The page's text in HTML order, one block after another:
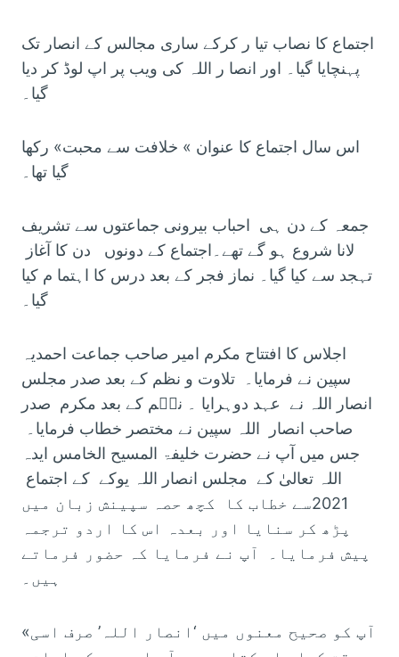
اجتماع کا نصاب تیا ر کرکے ساری مجالس کے انصار تک
پہنچایا گیا۔ اور انصا ر اللہ کی ویب پر اپ لوڈ کر دیا
گیا۔
اس سال اجتماع کا عنوان » خلافت سے محبت» رکھا
گیا تھا۔
جمعہ کے دن ہی احباب بیرونی جماعتوں سے تشریف
لانا شروع ہو گے تھے۔اجتماع کے دونوں دن کا آغاز
تہجد سے کیا گیا۔ نماز فجر کے بعد درس کا اہتما م کیا
گیا۔
اجلاس کا افتتاح مکرم امیر صاحب جماعت احمدیہ
سپین نے فرمایا۔ تلاوت و نظم کے بعد صدر مجلس
انصار اللہ نے عہد دوہرایا ۔ نظؔم کے بعد مکرم صدر
صاحب انصار اللہ سپین نے مختصر خطاب فرمایا۔
جس میں آپ نے حضرت خلیفۃ المسیح الخامس ایدہ
اللہ تعالیٰ کے مجلس انصار اللہ یوکے کے اجتماع
2021سے خطاب کا کچھ حصہ سپینش زبان میں
پڑھ کر سنایا اور بعدہ اس کا اردو ترجمہ
پیش فرمایا۔ آپ نے فرمایا کہ حضور فرماتے
ہیں۔
«آپ کو صحیح معنوں میں ‘انصار اللہ’ صرف اسی